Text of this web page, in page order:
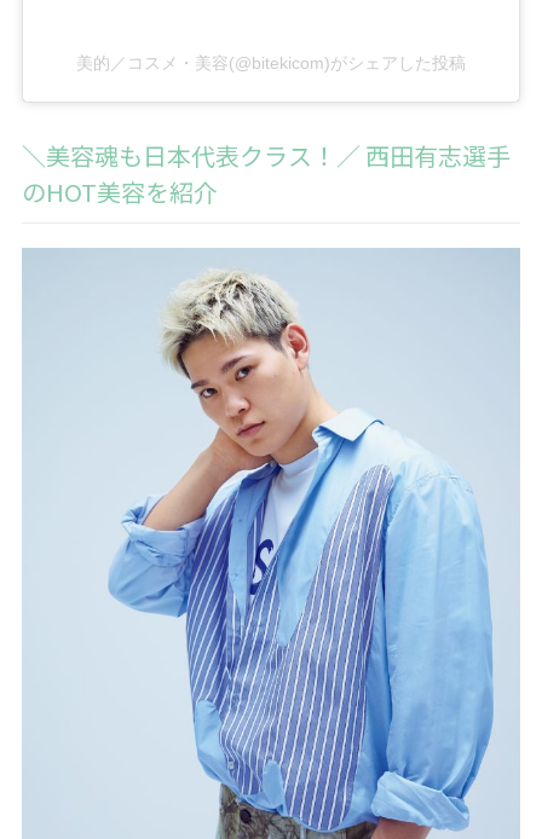
美的／コスメ・美容(@bitekicom)がシェアした投稿
＼美容魂も日本代表クラス！／ 西田有志選手
のHOT美容を紹介